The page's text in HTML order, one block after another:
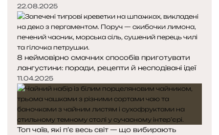
22.08.2025
8 неймовірно смачних способів приготувати
лангустини: поради, рецепти й несподівані ідеї
11.04.2025
Топ чаїв, які п’є весь світ — що вибирають